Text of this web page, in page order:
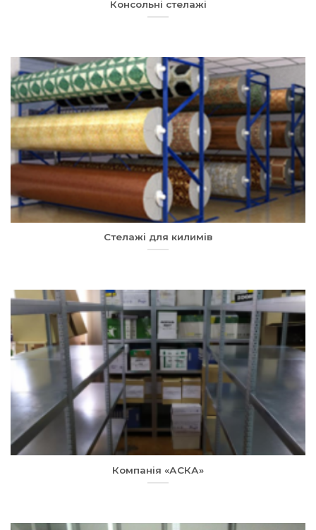
Консольні стелажі
Стелажі для килимів
Компанія «АСКА»